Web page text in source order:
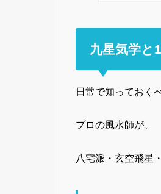
九星気学と
日常で知っておく
プロの風水師が、
八宅派・玄空飛星